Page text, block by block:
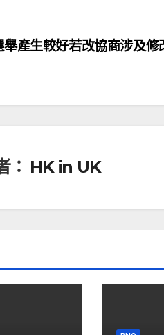
產生較好若改協商涉及修
： HK in UK